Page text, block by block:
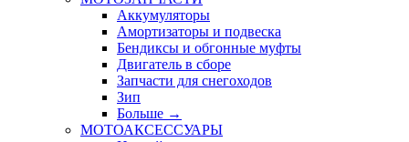
Аккумуляторы
Амортизаторы и подвеска
Бендиксы и обгонные муфты
Двигатель в сборе
Запчасти для снегоходов
Зип
Больше →
МОТОАКСЕССУАРЫ